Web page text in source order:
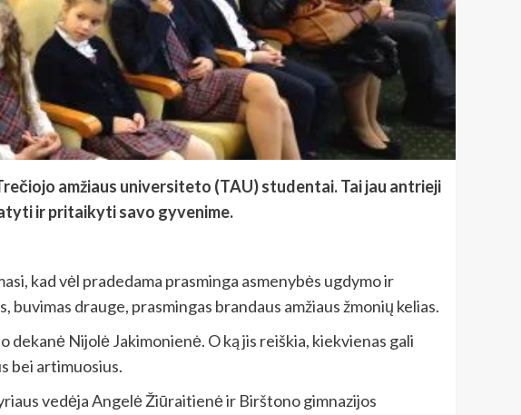
amžiaus universiteto (TAU) studentai. Tai jau antrieji
ir pritaikyti savo gyvenime.
kad vėl pradedama prasminga asmenybės ugdymo ir
drauge, prasmingas brandaus amžiaus žmonių kelias.
Nijolė Jakimonienė. O ką jis reiškia, kiekvienas gali
bei artimuosius.
vedėja Angelė Žiūraitienė ir Birštono gimnazijos